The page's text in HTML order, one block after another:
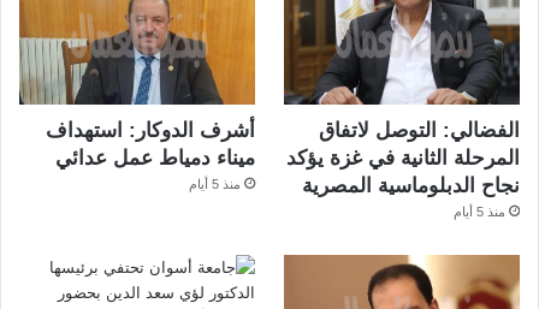
الفضالي: التوصل لاتفاق
المرحلة الثانية في غزة يؤكد
نجاح الدبلوماسية المصرية
منذ 5 أيام
أشرف الدوكار: استهداف
ميناء دمياط عمل عدائي
منذ 5 أيام